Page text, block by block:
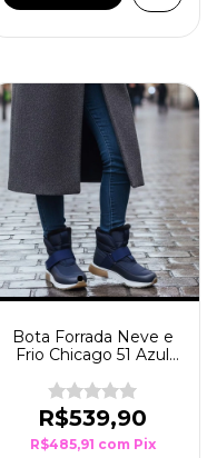
Bota Forrada Neve e
Frio Chicago 51 Azul
R$539,90
R$485,91 com Pix